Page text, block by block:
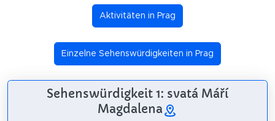
Aktivitäten in Prag
Einzelne Sehenswürdigkeiten in Prag
Sehenswürdigkeit 1: svatá Máří
Magdalena